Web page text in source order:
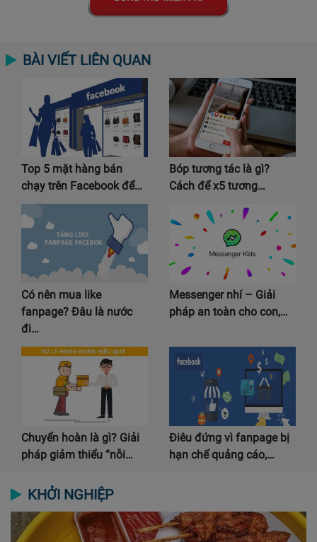
BÀI VIẾT LIÊN QUAN
Top 5 mặt hàng bán
chạy trên Facebook để…
Bóp tương tác là gì?
Cách để x5 tương…
Có nên mua like
fanpage? Đâu là nước
đi…
Messenger nhí – Giải
pháp an toàn cho con,…
Chuyển hoàn là gì? Giải
pháp giảm thiểu “nỗi…
Điêu đứng vì fanpage bị
hạn chế quảng cáo,…
KHỞI NGHIỆP